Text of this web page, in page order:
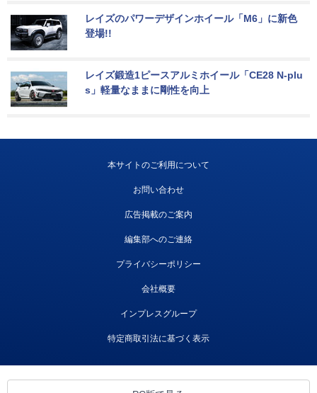
レイズのパワーデザインホイール「M6」に新色
登場!!
レイズ鍛造1ピースアルミホイール「CE28 N-plu
s」軽量なままに剛性を向上
本サイトのご利用について
お問い合わせ
広告掲載のご案内
編集部へのご連絡
プライバシーポリシー
会社概要
インプレスグループ
特定商取引法に基づく表示